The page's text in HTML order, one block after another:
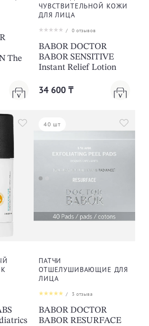
The
ЧУВСТВИТЕЛЬНОЙ КОЖИ
ДЛЯ ЛИЦА
/ 0 отзывов
BABOR DOCTOR
BABOR SENSITIVE
Instant Relief Lotion
34 600 ₸
40 шт
ПАТЧИ
ОТШЕЛУШИВАЮЩИЕ ДЛЯ
ЛИЦА
/ 3 отзыва
BABOR DOCTOR
BABOR RESURFACE